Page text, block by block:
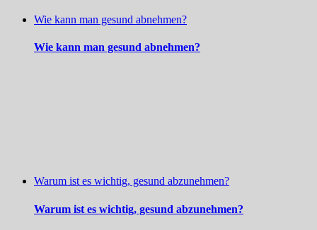
Wie kann man gesund abnehmen?
Wie kann man gesund abnehmen?
Warum ist es wichtig, gesund abzunehmen?
Warum ist es wichtig, gesund abzunehmen?